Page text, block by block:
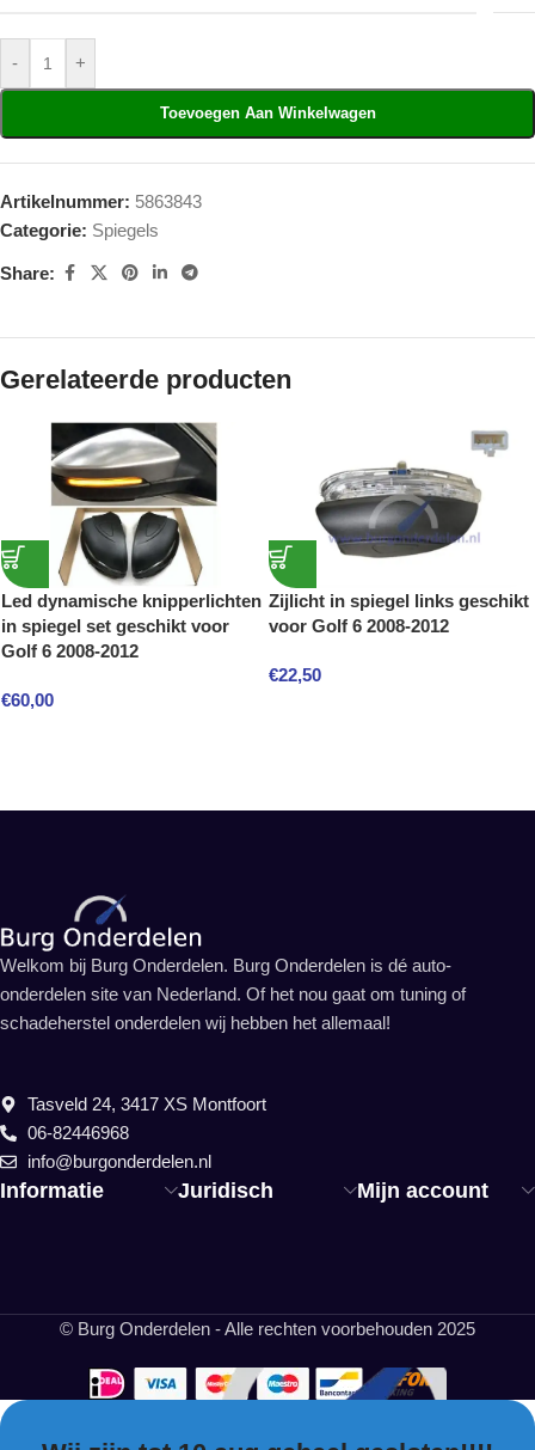
- +
Toevoegen Aan Winkelwagen
Artikelnummer: 5863843
Categorie: Spiegels
Share:
Gerelateerde producten
Led dynamische knipperlichten
in spiegel set geschikt voor
Golf 6 2008-2012
€60,00
Zijlicht in spiegel links geschikt
voor Golf 6 2008-2012
€22,50
Informatie Juridisch Mijn account
Welkom bij Burg Onderdelen. Burg Onderdelen is dé auto-
onderdelen site van Nederland. Of het nou gaat om tuning of
schadeherstel onderdelen wij hebben het allemaal!
Tasveld 24, 3417 XS Montfoort
06-82446968
info@burgonderdelen.nl
© Burg Onderdelen - Alle rechten voorbehouden 2025